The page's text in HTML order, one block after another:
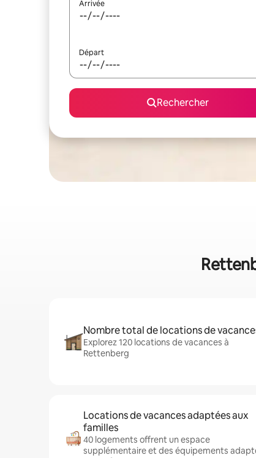
Arrivée
Départ
Rechercher
Nombre total de locations de
Explorez 120 locations de vacances à
Rettenberg
Locations de vacances adaptées aux
familles
40 logements offrent un espace
supplémentaire et des équipements